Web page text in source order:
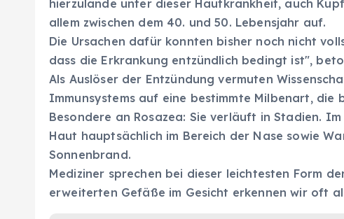
hierzulande unter dieser Hautkrankheit, auch
allem zwischen dem 40. und 50. Lebensjahr auf.
Die Ursachen dafür konnten bisher noch nicht
dass die Erkrankung entzündlich bedingt ist",
Als Auslöser der Entzündung vermuten
Immunsystems auf eine bestimmte Milbenart, die
Besondere an Rosazea: Sie verläuft in Stadien.
Haut hauptsächlich im Bereich der Nase sowie
Sonnenbrand.
Mediziner sprechen bei dieser leichtesten Form
erweiterten Gefäße im Gesicht erkennen wir oft